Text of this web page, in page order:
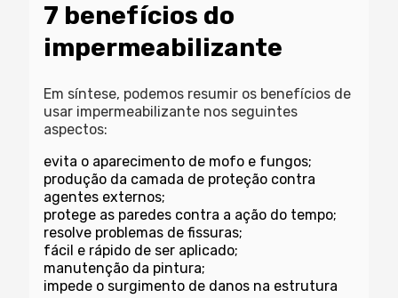
7 benefícios do
impermeabilizante
Em síntese, podemos resumir os benefícios de
usar impermeabilizante nos seguintes
aspectos:
evita o aparecimento de mofo e fungos;
produção da camada de proteção contra
agentes externos;
protege as paredes contra a ação do tempo;
resolve problemas de fissuras;
fácil e rápido de ser aplicado;
manutenção da pintura;
impede o surgimento de danos na estrutura